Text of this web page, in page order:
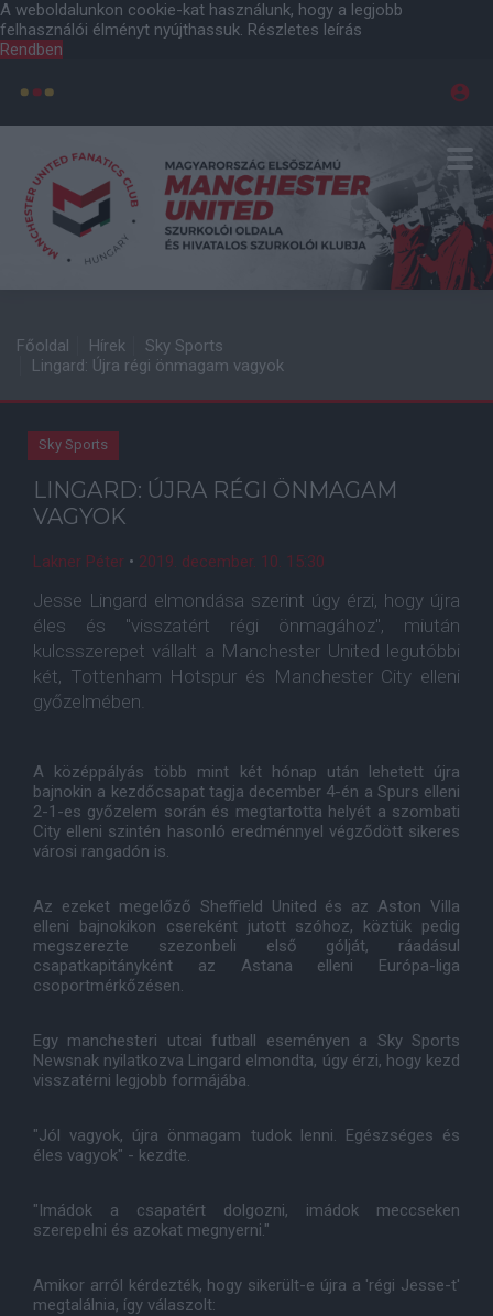
A weboldalunkon cookie-kat használunk, hogy a legjobb
felhasználói élményt nyújthassuk. Részletes leírás
Rendben
Főoldal Hírek
Sky Sports
Lingard: Újra régi önmagam vagyok
Sky Sports
LINGARD: ÚJRA RÉGI ÖNMAGAM
VAGYOK
Lakner Péter • 2019. december. 10. 15:30
Jesse Lingard elmondása szerint úgy érzi, hogy újra
éles és "visszatért régi önmagához", miután
kulcsszerepet vállalt a Manchester United legutóbbi
két, Tottenham Hotspur és Manchester City elleni
győzelmében.
A középpályás több mint két hónap után lehetett újra
bajnokin a kezdőcsapat tagja december 4-én a Spurs elleni
2-1-es győzelem során és megtartotta helyét a szombati
City elleni szintén hasonló eredménnyel végződött sikeres
városi rangadón is.
Az ezeket megelőző Sheffield United és az Aston Villa
elleni bajnokikon csereként jutott szóhoz, köztük pedig
megszerezte szezonbeli első gólját, ráadásul
csapatkapitányként az Astana elleni Európa-liga
csoportmérkőzésen.
Egy manchesteri utcai futball eseményen a Sky Sports
Newsnak nyilatkozva Lingard elmondta, úgy érzi, hogy kezd
visszatérni legjobb formájába.
"Jól vagyok, újra önmagam tudok lenni. Egészséges és
éles vagyok" - kezdte.
"Imádok a csapatért dolgozni, imádok meccseken
szerepelni és azokat megnyerni."
Amikor arról kérdezték, hogy sikerült-e újra a 'régi Jesse-t'
megtalálnia, így válaszolt: